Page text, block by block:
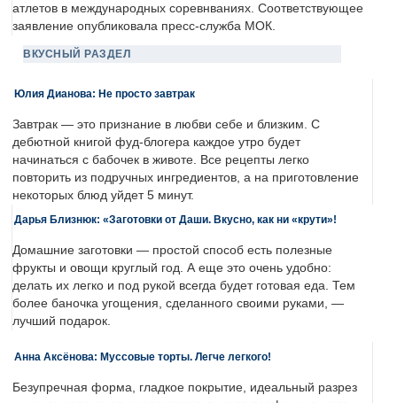
атлетов в международных соревнваниях. Соответствующее
заявление опубликовала пресс-служба МОК.
ВКУСНЫЙ РАЗДЕЛ
Юлия Дианова: Не просто завтрак
Завтрак — это признание в любви себе и близким. С
дебютной книгой фуд-блогера каждое утро будет
начинаться с бабочек в животе. Все рецепты легко
повторить из подручных ингредиентов, а на приготовление
некоторых блюд уйдет 5 минут.
Дарья Близнюк: «Заготовки от Даши. Вкусно, как ни «крути»!
Домашние заготовки — простой способ есть полезные
фрукты и овощи круглый год. А еще это очень удобно:
делать их легко и под рукой всегда будет готовая еда. Тем
более баночка угощения, сделанного своими руками, —
лучший подарок.
Анна Аксёнова: Муссовые торты. Легче легкого!
Безупречная форма, гладкое покрытие, идеальный разрез